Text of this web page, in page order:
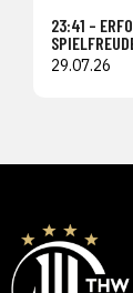
23:41 –
29.07.26